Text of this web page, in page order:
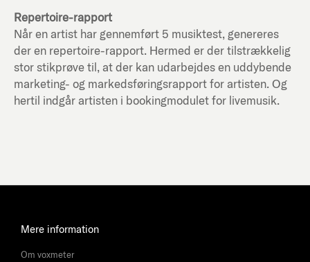
Repertoire-rapport
Når en artist har gennemført 5 musiktest, genereres
der en repertoire-rapport. Hermed er der tilstrækkelig
stor stikprøve til, at der kan udarbejdes en uddybende
marketing- og markedsføringsrapport for artisten. Og
hertil indgår artisten i bookingmodulet for livemusik.
Mere information
Om voxmeter